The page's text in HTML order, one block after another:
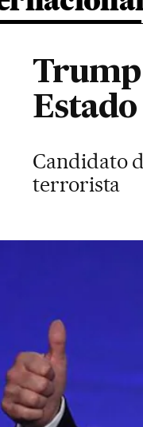
Trump
Candidato
terrorista